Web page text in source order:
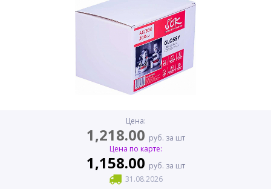
Цена:
1,218.00 руб. за шт
Цена по карте:
1,158.00 руб. за шт
31.08.2026